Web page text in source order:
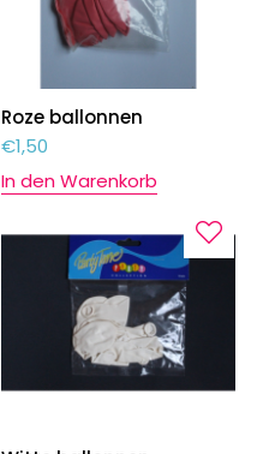
Roze ballonnen
€1,50
In den Warenkorb